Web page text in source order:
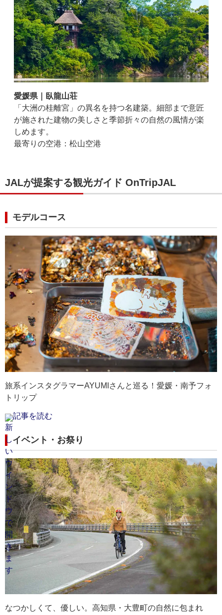
愛媛県｜臥龍山荘
「大洲の桂離宮」の異名を持つ名建築。細部まで意匠
が施された建物の美しさと季節折々の自然の風情が楽
しめます。
最寄りの空港：松山空港
愛媛県｜滑床渓谷
滑床渓谷の夏は涼しい渓谷散策がおすすめ。雪輪の滝
や千畳敷でマイナスイオンを浴び、自然の造形美が満
喫できます。
最寄りの空港：松山空港
愛媛県｜しまなみ海道
しまなみ海道の秋は、気候も安定し、景色も美しく、
サイクリングやドライブに最適なシーズンです。
最寄りの空港：松山空港
愛媛県｜道後温泉
日本三古湯の一つと言われる道後温泉。3000年の歴史
を誇り、風情ある街並みが魅力です。
最寄りの空港：松山空港
JALが提案する観光ガイド OnTripJAL
モデルコース
旅系インスタグラマーAYUMIさんと巡る！愛媛・南予フォ
トリップ
記事を読む
イベント・お祭り
なつかしくて、優しい。高知県・大豊町の自然に包まれ